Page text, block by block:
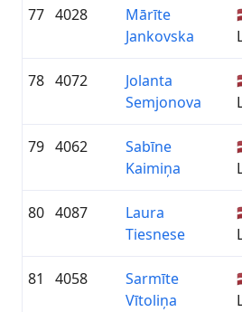
77 4028
Mārīte
Jankovska
78 4072
Jolanta
Semjonova
79 4062
Sabīne
Kaimiņa
80 4087
Laura
Tiesnese
81 4058
Sarmīte
Vītoliņa